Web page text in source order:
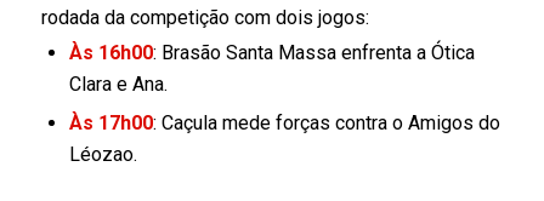
rodada da competição com dois jogos:
Às 16h00: Brasão Santa Massa enfrenta a Ótica
Clara e Ana.
Às 17h00: Caçula mede forças contra o Amigos do
Léozao.